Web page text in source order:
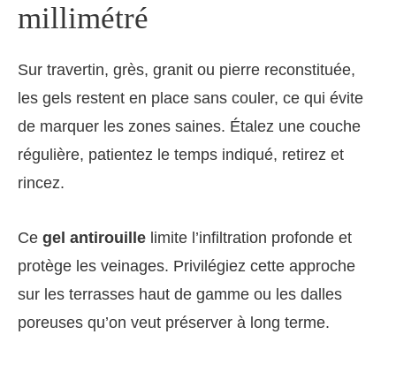
millimétré
Sur travertin, grès, granit ou pierre reconstituée,
les gels restent en place sans couler, ce qui évite
de marquer les zones saines. Étalez une couche
régulière, patientez le temps indiqué, retirez et
rincez.
Ce gel antirouille limite l’infiltration profonde et
protège les veinages. Privilégiez cette approche
sur les terrasses haut de gamme ou les dalles
poreuses qu’on veut préserver à long terme.